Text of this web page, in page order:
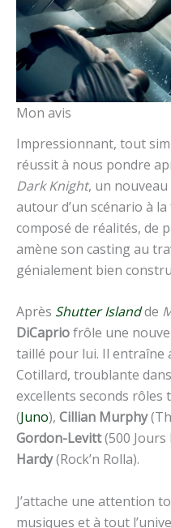
Mon avis
Impressionnant, tout
réussit à nous pondre
Dark Knight, un
autour d’un scénario à
composé de réalités, de
amène son casting au
génialement bien
Après Shutter Islandde
DiCapriofrôle une
taillé pour lui. Il entraîne
Cotillard, troublante
excellents seconds rôles
(Juno), Cillian Murphy
Gordon-Levitt(500 Jours
Hardy(Rock’n Rolla).
J’attache une attention
musiques et à tout